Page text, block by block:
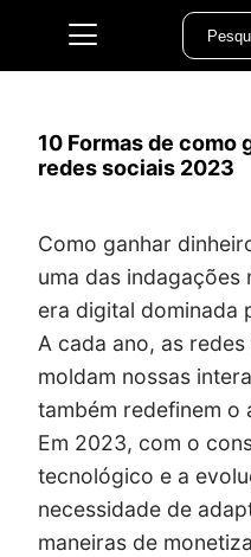
10 Formas de como
redes sociais 2023
Como ganhar
uma das indagações
era digital dominada
A cada ano, as
moldam nossas
também redefinem o
Em 2023, com o
tecnológico e a
necessidade de
maneiras de